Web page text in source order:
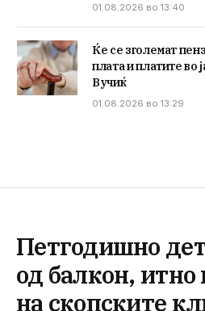
01.08.2026 во 13:40
Ќе се зголемат
плата и платите во
Вучиќ
01.08.2026 во 13:29
Петгодишно
од балкон, итно
на скопските